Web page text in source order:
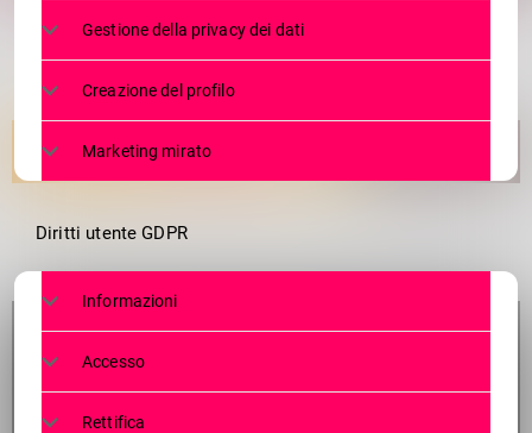
Gestione della privacy dei dati
Creazione del profilo
Marketing mirato
Diritti utente GDPR
Informazioni
Accesso
Rettifica